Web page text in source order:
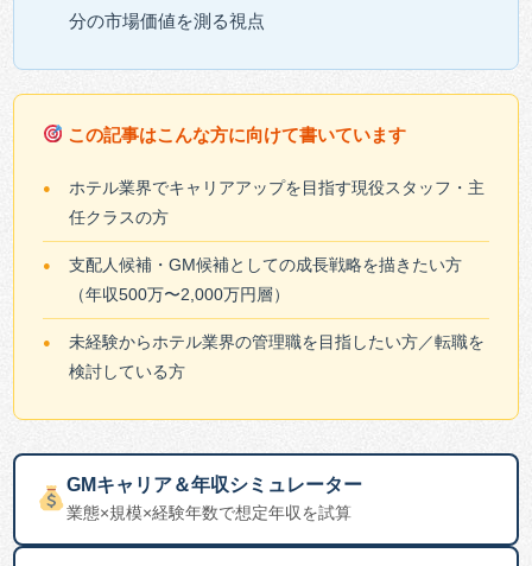
分の市場価値を測る視点
この記事はこんな方に向けて書いています
ホテル業界でキャリアアップを目指す現役スタッフ・主
任クラスの方
支配人候補・GM候補としての成長戦略を描きたい方
（年収500万〜2,000万円層）
未経験からホテル業界の管理職を目指したい方／転職を
検討している方
GMキャリア＆年収シミュレーター
業態×規模×経験年数で想定年収を試算